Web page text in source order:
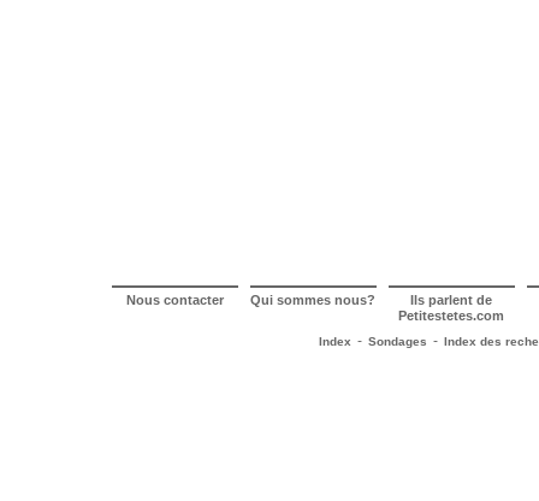
Nous contacter Qui sommes nous? Ils parlent de
Petitestetes.com
Index - Sondages - Index des